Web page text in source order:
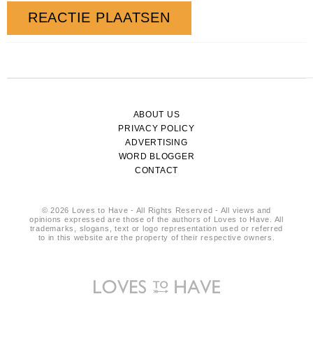
ABOUT US
PRIVACY POLICY
ADVERTISING
WORD BLOGGER
CONTACT
© 2026 Loves to Have - All Rights Reserved - All views and
opinions expressed are those of the authors of Loves to Have. All
trademarks, slogans, text or logo representation used or referred
to in this website are the property of their respective owners.